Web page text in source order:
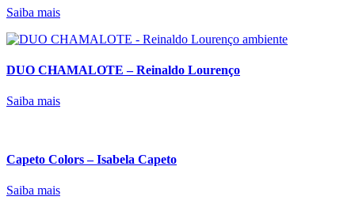
Saiba mais
DUO CHAMALOTE – Reinaldo Lourenço
Saiba mais
Capeto Colors – Isabela Capeto
Saiba mais